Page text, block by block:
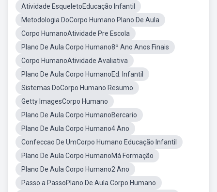
Atividade EsqueletoEducação Infantil
Metodologia DoCorpo Humano Plano De Aula
Corpo HumanoAtividade Pre Escola
Plano De Aula Corpo Humano8º Ano Anos Finais
Corpo HumanoAtividade Avaliativa
Plano De Aula Corpo HumanoEd. Infantil
Sistemas DoCorpo Humano Resumo
Getty ImagesCorpo Humano
Plano De Aula Corpo HumanoBercario
Plano De Aula Corpo Humano4 Ano
Confeccao De UmCorpo Humano Educação Infantil
Plano De Aula Corpo HumanoMá Formação
Plano De Aula Corpo Humano2 Ano
Passo a PassoPlano De Aula Corpo Humano